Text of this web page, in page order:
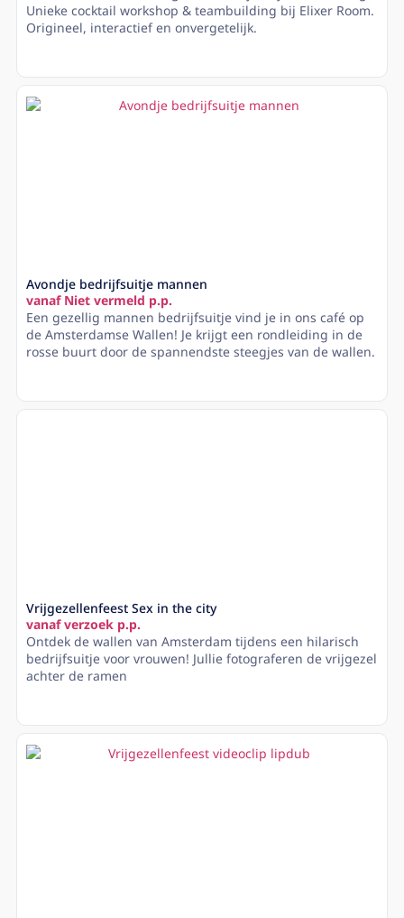
Unieke cocktail workshop & teambuilding bij Elixer Room.
Origineel, interactief en onvergetelijk.
Avondje bedrijfsuitje mannen
vanaf Niet vermeld p.p.
Een gezellig mannen bedrijfsuitje vind je in ons café op
de Amsterdamse Wallen! Je krijgt een rondleiding in de
rosse buurt door de spannendste steegjes van de wallen.
Vrijgezellenfeest Sex in the city
vanaf verzoek p.p.
Ontdek de wallen van Amsterdam tijdens een hilarisch
bedrijfsuitje voor vrouwen! Jullie fotograferen de vrijgezel
achter de ramen